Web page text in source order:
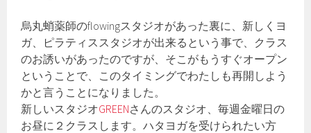
烏丸蛸薬師のflowingスタジオがあった裏に、新しくヨ
ガ、ピラティススタジオが出来るという事で、クラス
のお誘いがあったのですが、そこがもうすぐオープン
ということで、このタイミングでわたしも再開しよう
かと言うことになりました。
新しいスタジオGREENさんのスタジオ、毎週金曜日の
お昼に２クラスします。ハタヨガを受けられたい方